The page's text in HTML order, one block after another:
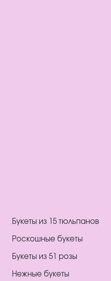
Букеты из 15 тюльпанов
Роскошные букеты
Букеты из 51 розы
Нежные букеты